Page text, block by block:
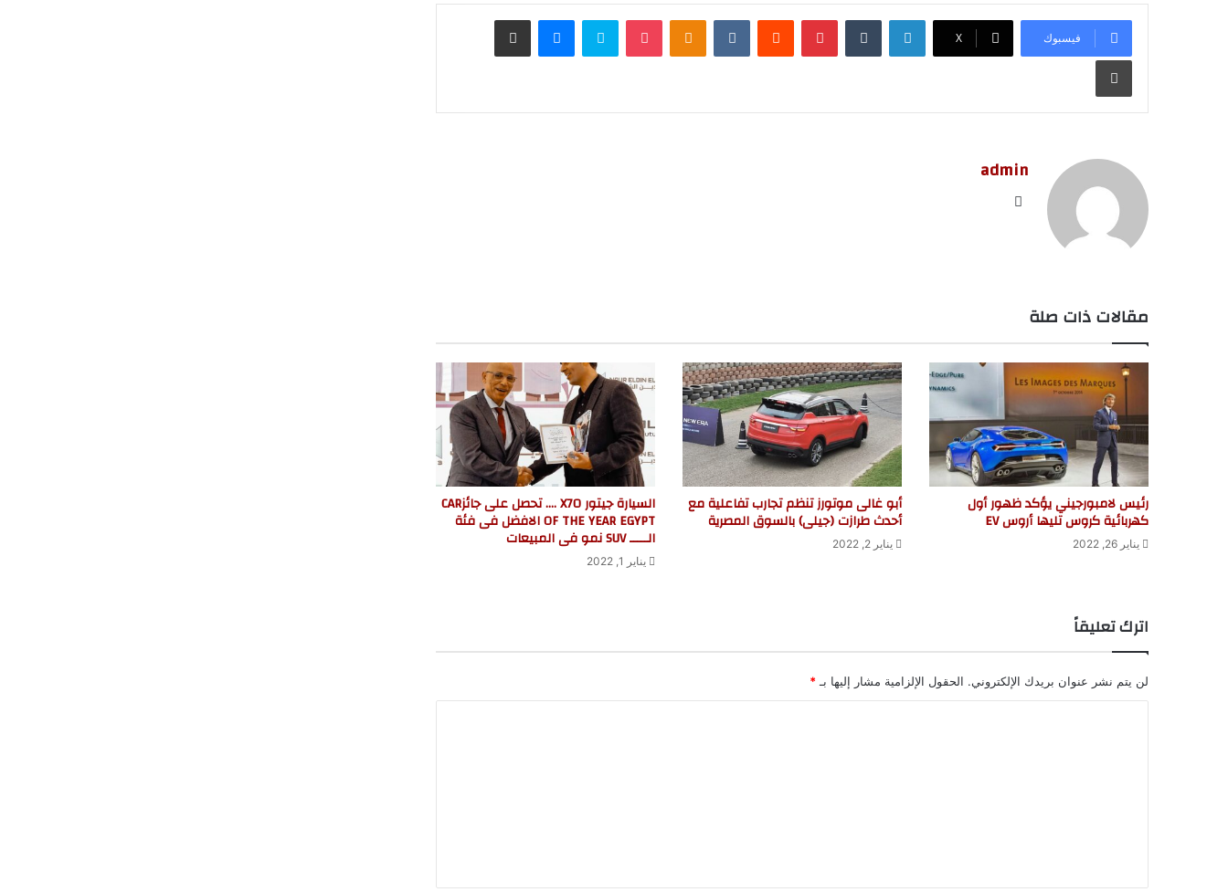
فيسبوك ‫X
لينكدإن بينتيريست سكايب
طباعة
admin
مقالات ذات صلة
رئيس لامبورجيني يؤكد ظهور أول
كهربائية كروس تليها أروس EV
يناير 26, 2022
أبو غالى موتورز تنظم تجارب تفاعلية مع
أحدث طرازت (جيلى) بالسوق المصرية
يناير 2, 2022
السيارة جيتور X70 …. تحصل على جائزCAR
OF THE YEAR EGYPT الافضل فى فئة
الـــــ SUV نمو فى المبيعات
يناير 1, 2022
اترك تعليقاً
لن يتم نشر عنوان بريدك الإلكتروني. الحقول الإلزامية مشار إليها بـ *